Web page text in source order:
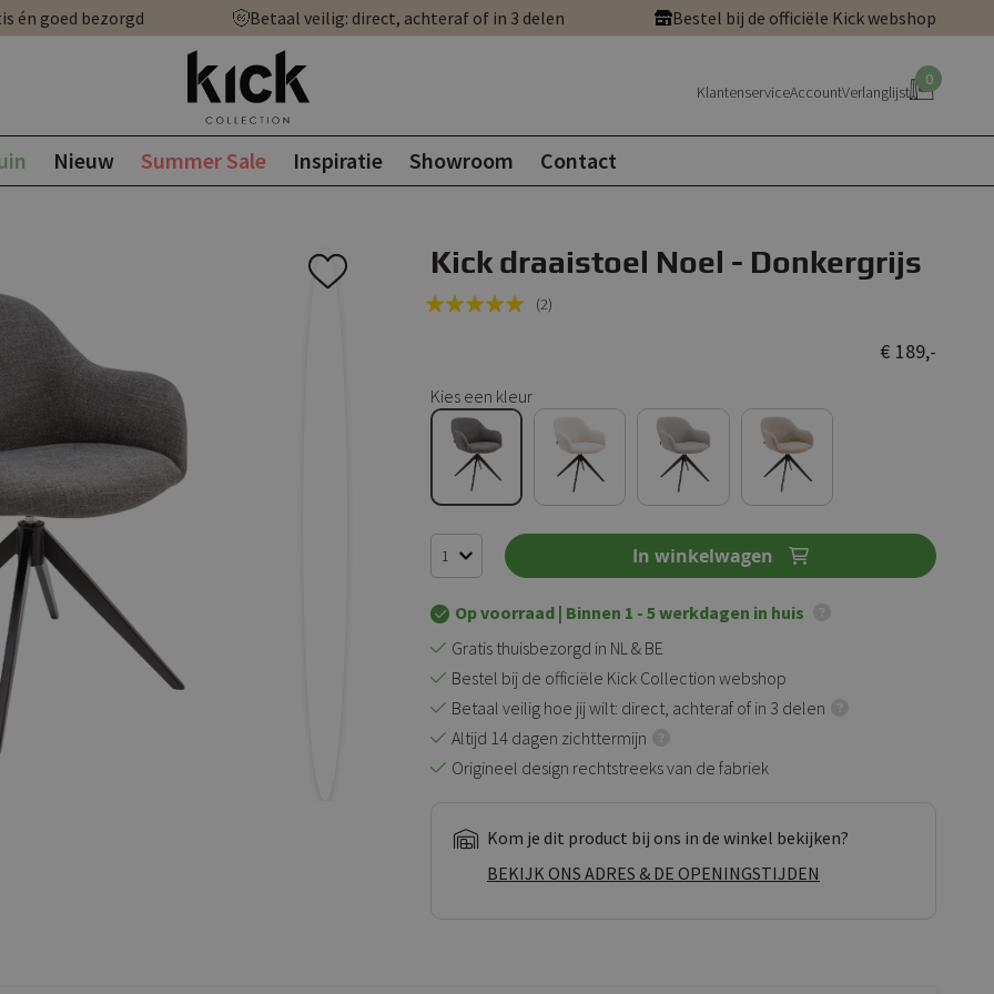
én goed bezorgd Betaal veilig: direct, achteraf of in 3 delen Bestel bij de officiële Kick webshop
KlantenserviceAccountVerlanglijst
0
Nieuw Summer Sale Inspiratie Showroom Contact
Kick draaistoel Noel - Donkergrijs
Rating:
(2)
€ 189,-
Kies een kleur
In winkelwagen
Op voorraad | Binnen 1 - 5 werkdagen in huis
Gratis thuisbezorgd in NL & BE
Bestel bij de officiële Kick Collection webshop
Betaal veilig hoe jij wilt: direct, achteraf of in 3 delen
Altijd 14 dagen zichttermijn
Origineel design rechtstreeks van de fabriek
Kom je dit product bij ons in de winkel bekijken?
BEKIJK ONS ADRES & DE OPENINGSTIJDEN